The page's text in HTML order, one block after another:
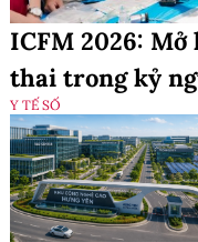
ICFM 2026:
thai trong kỷ
Y TẾ SỐ